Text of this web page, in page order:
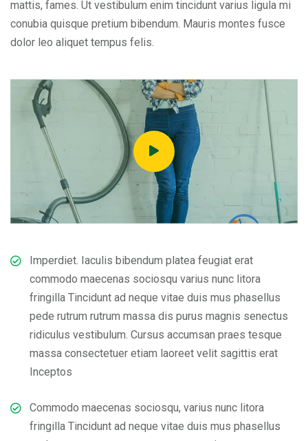
mattis, fames. Ut vestibulum enim tincidunt varius ligula mi
conubia quisque pretium bibendum. Mauris montes fusce
dolor leo aliquet tempus felis.
Imperdiet. Iaculis bibendum platea feugiat erat
commodo maecenas sociosqu varius nunc litora
fringilla Tincidunt ad neque vitae duis mus phasellus
pede rutrum rutrum massa dis purus magnis senectus
ridiculus vestibulum. Cursus accumsan praes tesque
massa consectetuer etiam laoreet velit sagittis erat
Inceptos
Commodo maecenas sociosqu, varius nunc litora
fringilla Tincidunt ad neque vitae duis mus phasellus